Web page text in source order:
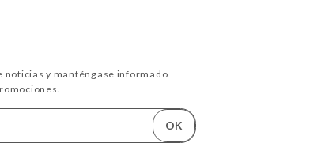
noticias y manténgase informado
OK